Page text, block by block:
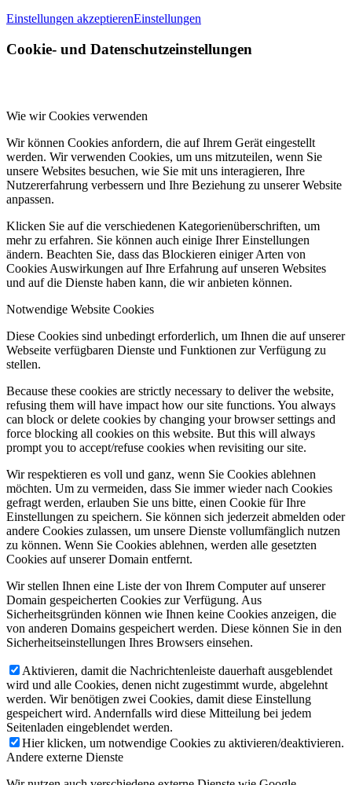
Einstellungen akzeptierenEinstellungen
Cookie- und Datenschutzeinstellungen
Wie wir Cookies verwenden
Wir können Cookies anfordern, die auf Ihrem Gerät eingestellt
werden. Wir verwenden Cookies, um uns mitzuteilen, wenn Sie
unsere Websites besuchen, wie Sie mit uns interagieren, Ihre
Nutzererfahrung verbessern und Ihre Beziehung zu unserer Website
anpassen.
Klicken Sie auf die verschiedenen Kategorienüberschriften, um
mehr zu erfahren. Sie können auch einige Ihrer Einstellungen
ändern. Beachten Sie, dass das Blockieren einiger Arten von
Cookies Auswirkungen auf Ihre Erfahrung auf unseren Websites
und auf die Dienste haben kann, die wir anbieten können.
Notwendige Website Cookies
Diese Cookies sind unbedingt erforderlich, um Ihnen die auf unserer
Webseite verfügbaren Dienste und Funktionen zur Verfügung zu
stellen.
Because these cookies are strictly necessary to deliver the website,
refusing them will have impact how our site functions. You always
can block or delete cookies by changing your browser settings and
force blocking all cookies on this website. But this will always
prompt you to accept/refuse cookies when revisiting our site.
Wir respektieren es voll und ganz, wenn Sie Cookies ablehnen
möchten. Um zu vermeiden, dass Sie immer wieder nach Cookies
gefragt werden, erlauben Sie uns bitte, einen Cookie für Ihre
Einstellungen zu speichern. Sie können sich jederzeit abmelden oder
andere Cookies zulassen, um unsere Dienste vollumfänglich nutzen
zu können. Wenn Sie Cookies ablehnen, werden alle gesetzten
Cookies auf unserer Domain entfernt.
Wir stellen Ihnen eine Liste der von Ihrem Computer auf unserer
Domain gespeicherten Cookies zur Verfügung. Aus
Sicherheitsgründen können wie Ihnen keine Cookies anzeigen, die
von anderen Domains gespeichert werden. Diese können Sie in den
Sicherheitseinstellungen Ihres Browsers einsehen.
Aktivieren, damit die Nachrichtenleiste dauerhaft ausgeblendet
wird und alle Cookies, denen nicht zugestimmt wurde, abgelehnt
werden. Wir benötigen zwei Cookies, damit diese Einstellung
gespeichert wird. Andernfalls wird diese Mitteilung bei jedem
Seitenladen eingeblendet werden.
Hier klicken, um notwendige Cookies zu aktivieren/deaktivieren.
Andere externe Dienste